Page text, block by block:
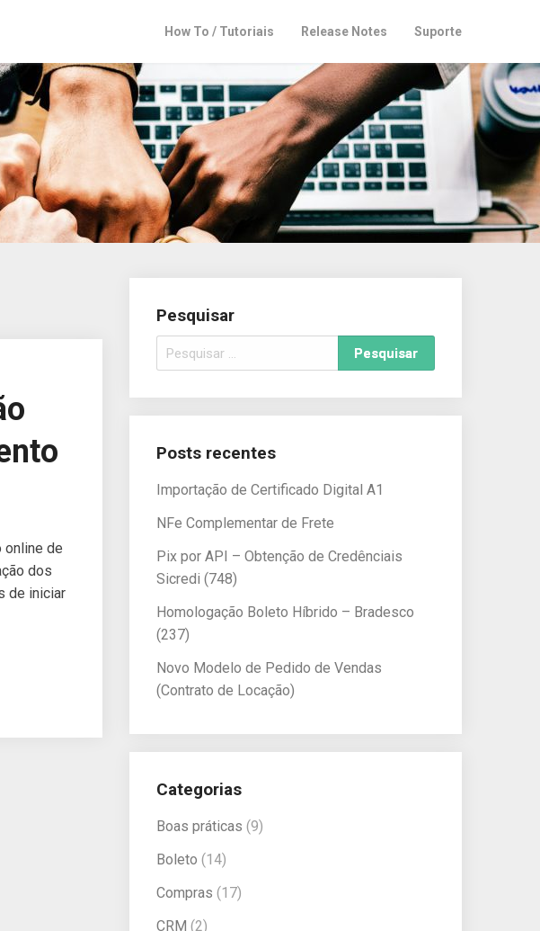
How To / Tutoriais Release Notes Suporte
online de
dos
de iniciar
Pesquisar
Posts recentes
Importação de Certificado Digital A1
NFe Complementar de Frete
Pix por API – Obtenção de Credênciais
Sicredi (748)
Homologação Boleto Híbrido – Bradesco
(237)
Novo Modelo de Pedido de Vendas
(Contrato de Locação)
Categorias
Boas práticas (9)
Boleto (14)
Compras (17)
CRM (2)